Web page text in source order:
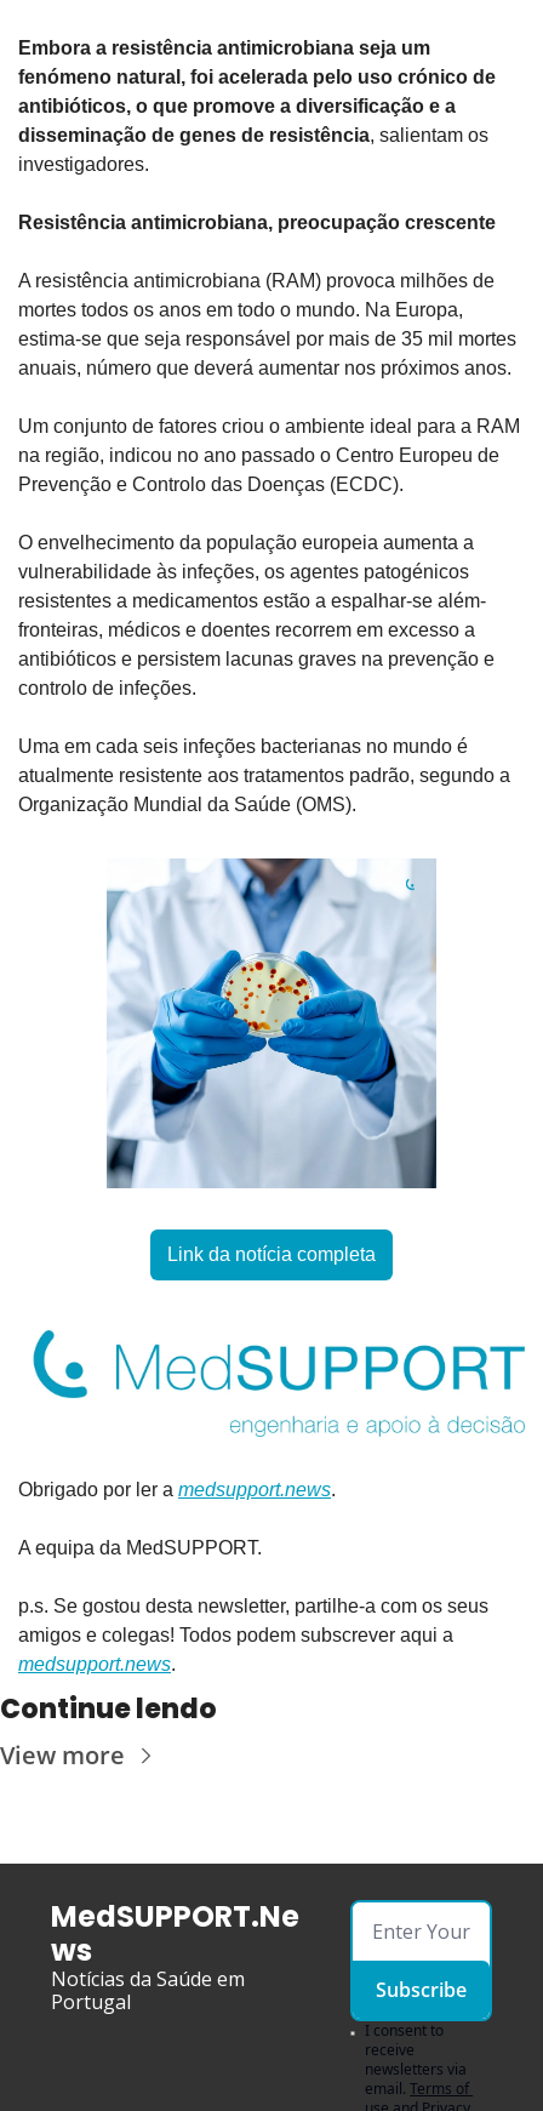
Embora a resistência antimicrobiana seja um
fenómeno natural, foi acelerada pelo uso crónico de
antibióticos, o que promove a diversificação e a
disseminação de genes de resistência, salientam os
investigadores.
Resistência antimicrobiana, preocupação crescente
A resistência antimicrobiana (RAM) provoca milhões de
mortes todos os anos em todo o mundo. Na Europa,
estima-se que seja responsável por mais de 35 mil mortes
anuais, número que deverá aumentar nos próximos anos.
Um conjunto de fatores criou o ambiente ideal para a RAM
na região, indicou no ano passado o Centro Europeu de
Prevenção e Controlo das Doenças (ECDC).
O envelhecimento da população europeia aumenta a
vulnerabilidade às infeções, os agentes patogénicos
resistentes a medicamentos estão a espalhar-se além-
fronteiras, médicos e doentes recorrem em excesso a
antibióticos e persistem lacunas graves na prevenção e
controlo de infeções.
Uma em cada seis infeções bacterianas no mundo é
atualmente resistente aos tratamentos padrão, segundo a
Organização Mundial da Saúde (OMS).
Link da notícia completa
Obrigado por ler a medsupport.news.
A equipa da MedSUPPORT.
p.s. Se gostou desta newsletter, partilhe-a com os seus
medsupport.news.
Continue lendo
View more
MedSUPPORT.Ne
ws
Notícias da Saúde em
Portugal
Subscribe
I consent to
receive
newsletters via
email. Terms of